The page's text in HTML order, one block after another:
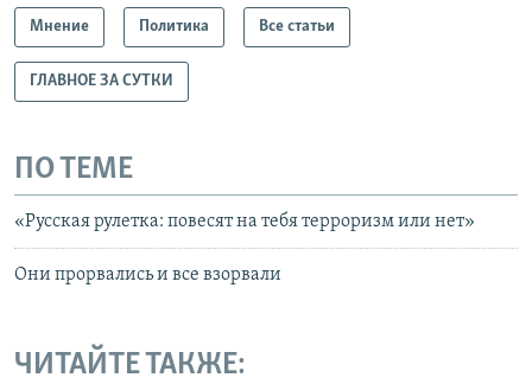
Мнение Политика Все статьи
ГЛАВНОЕ ЗА СУТКИ
ПО ТЕМЕ
«Русская рулетка: повесят на тебя терроризм или нет»
Они прорвались и все взорвали
ЧИТАЙТЕ ТАКЖЕ: